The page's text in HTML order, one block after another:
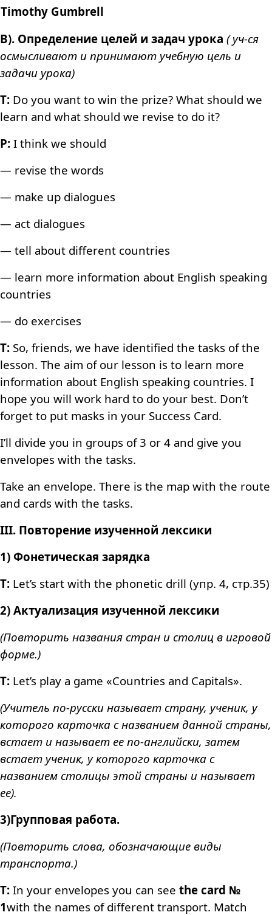
Timothy Gumbrell
В). Определение целей и задач урока ( уч-ся
осмысливают и принимают учебную цель и
задачи урока)
T: Do you want to win the prize? What should we
learn and what should we revise to do it?
P: I think we should
— revise the words
— make up dialogues
— act dialogues
— tell about different countries
— learn more information about English speaking
countries
— do exercises
T: So, friends, we have identified the tasks of the
lesson. The aim of our lesson is to learn more
information about English speaking countries. I
hope you will work hard to do your best. Don’t
forget to put masks in your Success Card.
I’ll divide you in groups of 3 or 4 and give you
envelopes with the tasks.
Take an envelope. There is the map with the route
and cards with the tasks.
III. Повторение изученной лексики
1) Фонетическая зарядка
T: Let’s start with the phonetic drill (упр. 4, стр.35)
2) Актуализация изученной лексики
(Повторить названия стран и столиц в игровой
форме.)
T: Let’s play a game «Countries and Capitals».
(Учитель по-русски называет страну, ученик, у
которого карточка с названием данной страны,
встает и называет ее по-английски, затем
встает ученик, у которого карточка с
названием столицы этой страны и называет
ее).
3)Групповая работа.
(Повторить слова, обозначающие виды
транспорта.)
Т: In your envelopes you can see the card №
1with the names of different transport. Match